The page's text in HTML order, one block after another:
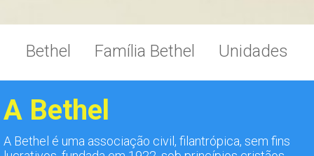
Bethel Família Bethel Unidades
Notícias
A Bethel
A Bethel é uma associação civil, filantrópica, sem fins